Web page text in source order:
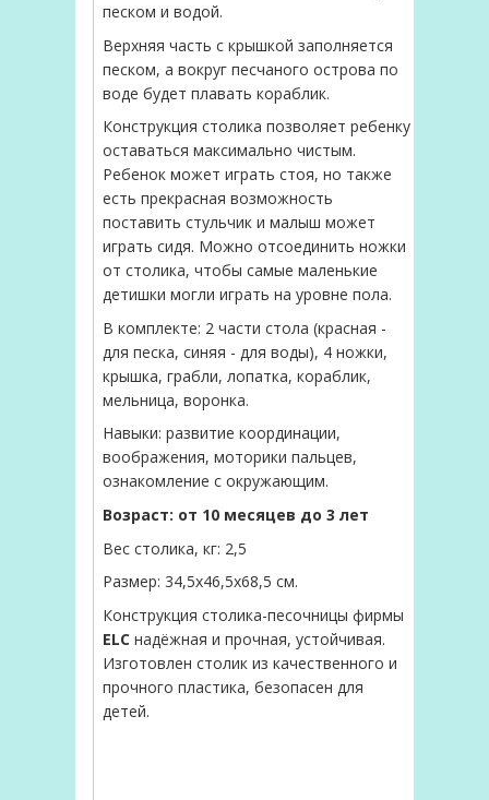
песком и водой.
Верхняя часть с крышкой заполняется
песком, а вокруг песчаного острова по
воде будет плавать кораблик.
Конструкция столика позволяет ребенку
оставаться максимально чистым.
Ребенок может играть стоя, но также
есть прекрасная возможность
поставить стульчик и малыш может
играть сидя. Можно отсоединить ножки
от столика, чтобы самые маленькие
детишки могли играть на уровне пола.
В комплекте: 2 части стола (красная -
для песка, синяя - для воды), 4 ножки,
крышка, грабли, лопатка, кораблик,
мельница, воронка.
Навыки: развитие координации,
воображения, моторики пальцев,
ознакомление с окружающим.
Возраст: от 10 месяцев до 3 лет
Вес столика, кг: 2,5
Размер: 34,5х46,5х68,5 см.
Конструкция столика-песочницы фирмы
ELC надёжная и прочная, устойчивая.
Изготовлен столик из качественного и
прочного пластика, безопасен для
детей.